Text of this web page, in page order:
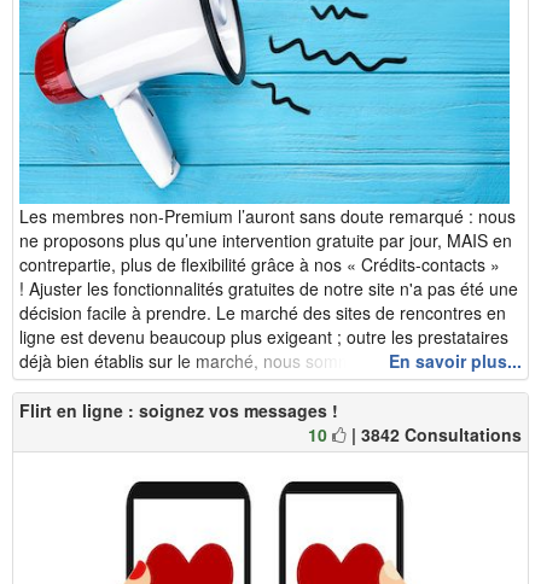
Les membres non-Premium l’auront sans doute remarqué : nous
ne proposons plus qu’une intervention gratuite par jour, MAIS en
contrepartie, plus de flexibilité grâce à nos « Crédits-contacts »
! Ajuster les fonctionnalités gratuites de notre site n'a pas été une
décision facile à prendre. Le marché des sites de rencontres en
ligne est devenu beaucoup plus exigeant ; outre les prestataires
déjà bien établis sur le marché, nous sommes d&eacut...En savoir plus...
Flirt en ligne : soignez vos messages !
10
| 3842 Consultations